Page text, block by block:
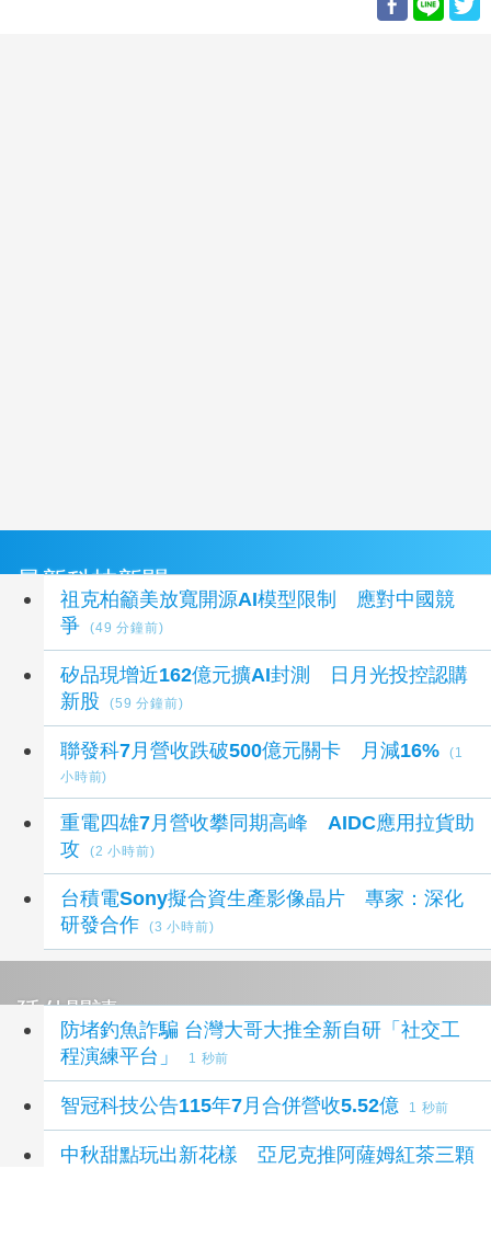
最新科技新聞
祖克柏籲美放寬開源AI模型限制 應對中國競
爭
(49 分鐘前)
矽品現增近162億元擴AI封測 日月光投控認購
新股
(59 分鐘前)
聯發科7月營收跌破500億元關卡 月減16%
(1
小時前)
重電四雄7月營收攀同期高峰 AIDC應用拉貨助
攻
(2 小時前)
台積電Sony擬合資生產影像晶片 專家：深化
研發合作
(3 小時前)
延伸閱讀
防堵釣魚詐騙 台灣大哥大推全新自研「社交工
程演練平台」
1 秒前
智冠科技公告115年7月合併營收5.52億 1 秒前
中秋甜點玩出新花樣 亞尼克推阿薩姆紅茶三顆